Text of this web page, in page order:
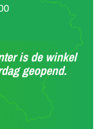
is de winkel
geopend.